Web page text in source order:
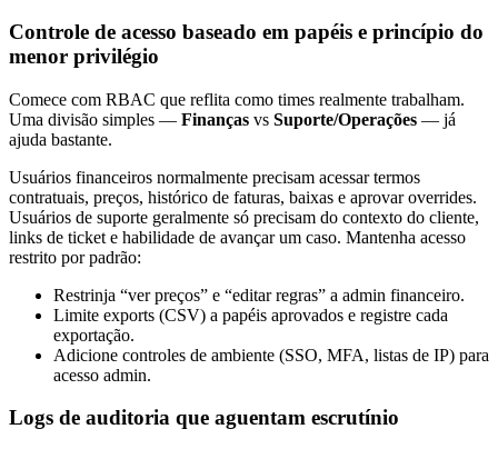
Controle de acesso baseado em papéis e princípio do
menor privilégio
Comece com RBAC que reflita como times realmente trabalham.
Uma divisão simples — Finanças vs Suporte/Operações — já
ajuda bastante.
Usuários financeiros normalmente precisam acessar termos
contratuais, preços, histórico de faturas, baixas e aprovar overrides.
Usuários de suporte geralmente só precisam do contexto do cliente,
links de ticket e habilidade de avançar um caso. Mantenha acesso
restrito por padrão:
Restrinja “ver preços” e “editar regras” a admin financeiro.
Limite exports (CSV) a papéis aprovados e registre cada
exportação.
Adicione controles de ambiente (SSO, MFA, listas de IP) para
acesso admin.
Logs de auditoria que aguentam escrutínio